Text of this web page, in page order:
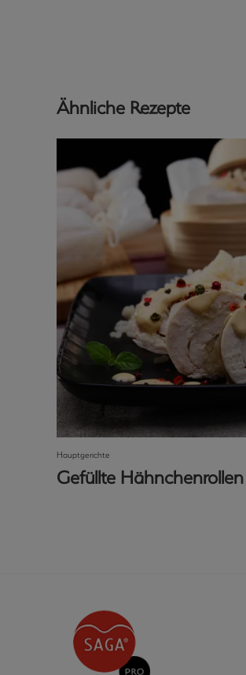
Ähnliche Rezepte
Hauptgerichte
Gefüllte Hähnchenrollen